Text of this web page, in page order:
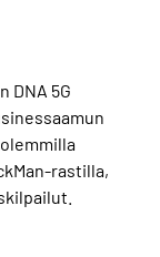
DNA 5G
rastilla,